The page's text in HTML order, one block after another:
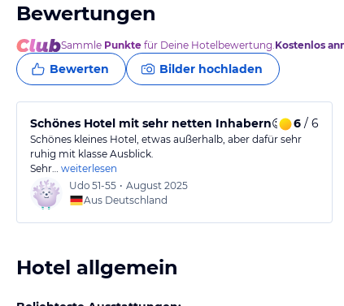
Bewertungen
Sammle Punkte für Deine Hotelbewertung.Kostenlos
Bewerten Bilder hochladen
Schönes Hotel mit sehr netten Inhabern😉 6 / 6
Schönes kleines Hotel, etwas außerhalb, aber dafür sehr
ruhig mit klasse Ausblick.
Sehr… weiterlesen
Udo 51-55 • August 2025
Aus Deutschland
Hotel allgemein